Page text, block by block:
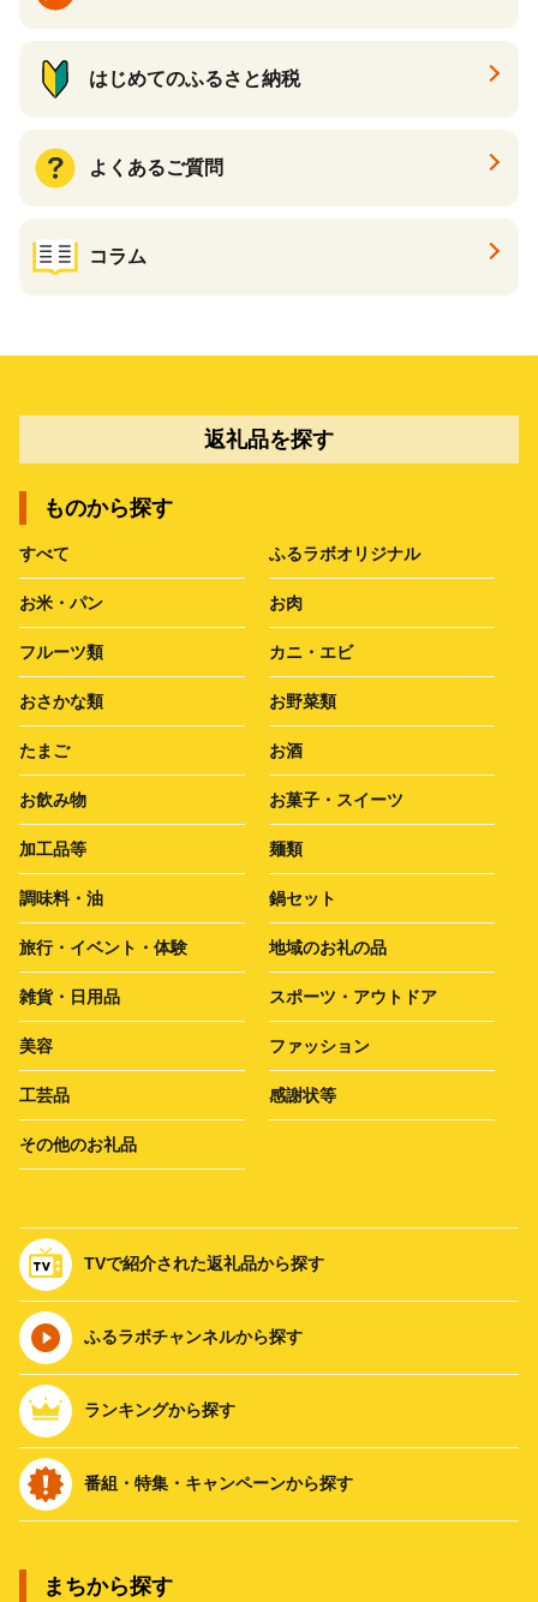
はじめてのふるさと納税
よくあるご質問
コラム
返礼品を探す
ものから探す
すべて ふるラボオリジナル
お米・パン お肉
フルーツ類 カニ・エビ
おさかな類 お野菜類
たまご お酒
お飲み物 お菓子・スイーツ
加工品等 麺類
調味料・油 鍋セット
旅行・イベント・体験 地域のお礼の品
雑貨・日用品 スポーツ・アウトドア
美容 ファッション
工芸品 感謝状等
その他のお礼品
TVで紹介された返礼品から探す
ふるラボチャンネルから探す
ランキングから探す
番組・特集・キャンペーンから探す
まちから探す